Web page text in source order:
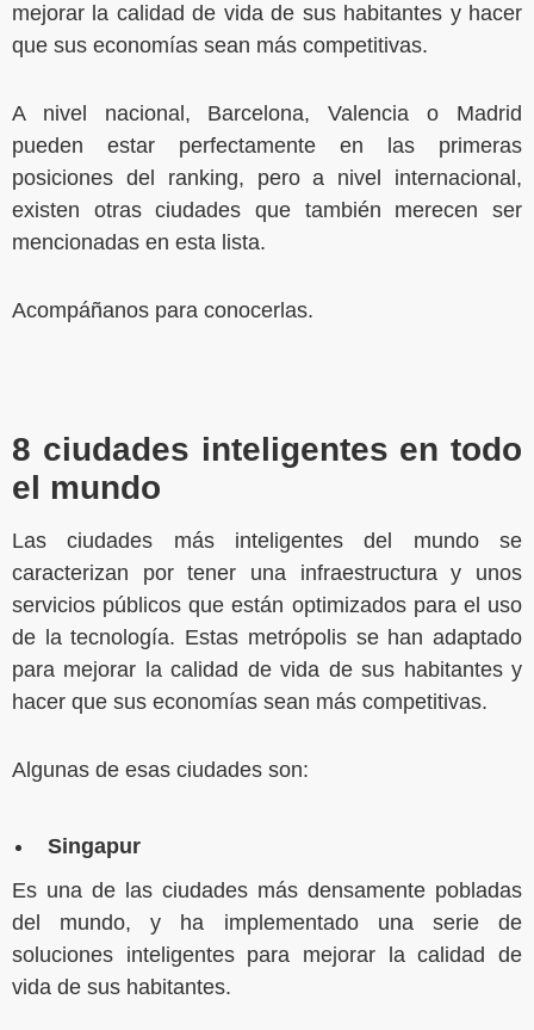
mejorar la calidad de vida de sus habitantes y hacer
que sus economías sean más competitivas.
A nivel nacional, Barcelona, Valencia o Madrid
pueden estar perfectamente en las primeras
posiciones del ranking, pero a nivel internacional,
existen otras ciudades que también merecen ser
mencionadas en esta lista.
Acompáñanos para conocerlas.
8 ciudades inteligentes en todo
el mundo
Las ciudades más inteligentes del mundo se
caracterizan por tener una infraestructura y unos
servicios públicos que están optimizados para el uso
de la tecnología. Estas metrópolis se han adaptado
para mejorar la calidad de vida de sus habitantes y
hacer que sus economías sean más competitivas.
Algunas de esas ciudades son:
Singapur
Es una de las ciudades más densamente pobladas
del mundo, y ha implementado una serie de
soluciones inteligentes para mejorar la calidad de
vida de sus habitantes.